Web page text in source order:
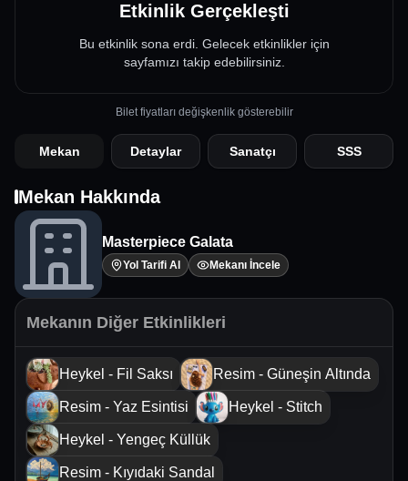
Etkinlik Gerçekleşti
Bu etkinlik sona erdi. Gelecek etkinlikler için
sayfamızı takip edebilirsiniz.
Bilet fiyatları değişkenlik gösterebilir
Mekan Detaylar Sanatçı SSS
Mekan Hakkında
Masterpiece Galata
Yol Tarifi Al Mekanı İncele
Mekanın Diğer Etkinlikleri
Heykel - Fil Saksı Resim - Güneşin Altında
Resim - Yaz Esintisi Heykel - Stitch
Heykel - Yengeç Küllük
Resim - Kıyıdaki Sandal